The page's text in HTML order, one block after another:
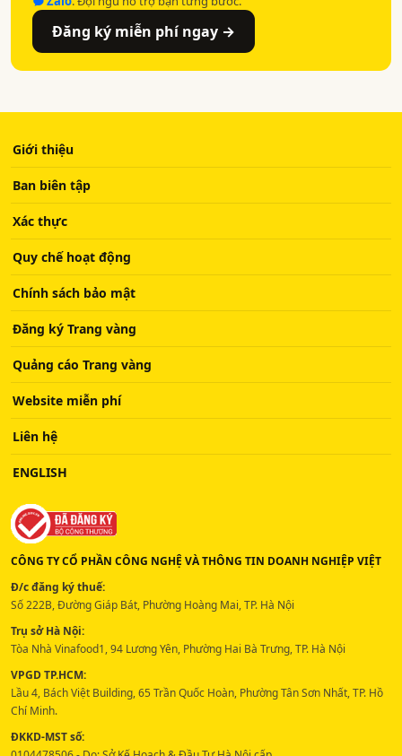
Đăng ký miễn phí ngay →
Giới thiệu
Ban biên tập
Xác thực
Quy chế hoạt động
Chính sách bảo mật
Đăng ký Trang vàng
Quảng cáo Trang vàng
Website miễn phí
Liên hệ
ENGLISH
CÔNG TY CỔ PHẦN CÔNG NGHỆ VÀ THÔNG TIN DOANH NGHIỆP VIỆT
Đ/c đăng ký thuế:
Số 222B, Đường Giáp Bát, Phường Hoàng Mai, TP. Hà Nội
Trụ sở Hà Nội:
Tòa Nhà Vinafood1, 94 Lương Yên, Phường Hai Bà Trưng, TP. Hà Nội
VPGD TP.HCM:
Lầu 4, Bách Việt Building, 65 Trần Quốc Hoàn, Phường Tân Sơn Nhất, TP. Hồ
Chí Minh.
ĐKKD-MST số: